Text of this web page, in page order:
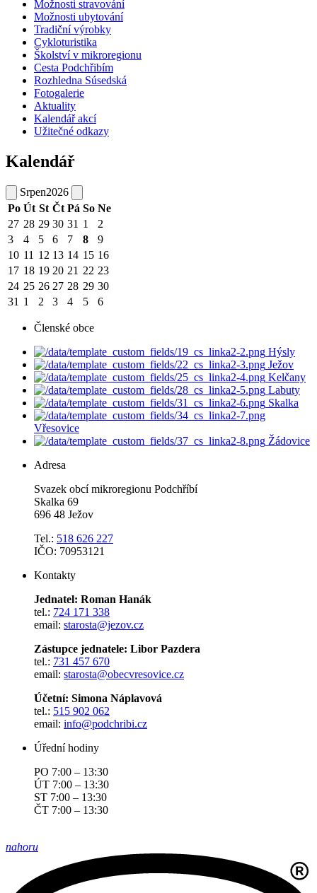
Možnosti stravování
Možnosti ubytování
Tradiční výrobky
Cykloturistika
Školství v mikroregionu
Cesta Podchřibím
Rozhledna Súsedská
Fotogalerie
Aktuality
Kalendář akcí
Užitečné odkazy
Kalendář
Srpen2026
Po Út St Čt Pá So Ne
27 28 29 30 31 1
2
3
4 5 6 7 8
9
10 11 12 13 14 15 16
17 18 19 20 21 22 23
24 25 26 27 28 29 30
31 1 2 3 4 5 6
Členské obce
Hýsly
Ježov
Kelčany
Labuty
Skalka
Vřesovice
Žádovice
Adresa
Svazek obcí mikroregionu Podchříbí
Skalka 69
696 48 Ježov
Tel.: 518 626 227
IČO: 70953121
Kontakty
Jednatel: Roman Hanák
tel.: 724 171 338
email: starosta@jezov.cz
Zástupce jednatele: Libor Pazdera
tel.: 731 457 670
email: starosta@obecvresovice.cz
Účetní: Simona Náplavová
tel.: 515 902 062
email: info@podchribi.cz
Úřední hodiny
PO 7:00 – 13:30
ÚT 7:00 – 13:30
ST 7:00 – 13:30
ČT 7:00 – 13:30
nahoru